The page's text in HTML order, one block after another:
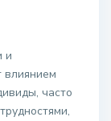
и
влиянием
часто